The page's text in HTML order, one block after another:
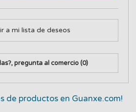
a mi lista de deseos
pregunta al comercio(0)
de productos en Guanxe.com!